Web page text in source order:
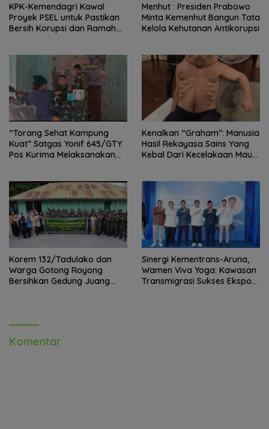
KPK-Kemendagri Kawal
Proyek PSEL untuk Pastikan
Bersih Korupsi dan Ramah
Menhut : Presiden Prabowo
Minta Kemenhut Bangun Tata
Kelola Kehutanan Antikorupsi
“Torang Sehat Kampung
Kuat” Satgas Yonif 645/GTY
Pos Kurima Melaksanakan
Kenalkan “Graham”: Manusia
Hasil Rekayasa Sains Yang
Kebal Dari Kecelakaan Maut
Korem 132/Tadulako dan
Warga Gotong Royong
Bersihkan Gedung Juang
Sinergi Kementrans-Aruna,
Wamen Viva Yoga: Kawasan
Transmigrasi Sukses Ekspor
Komentar